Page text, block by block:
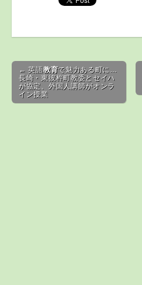
Post navigation
← 英語教育で魅力ある町に…
長崎・東彼杵町教委とセイハ
が協定、外国人講師がオンラ
イン授業